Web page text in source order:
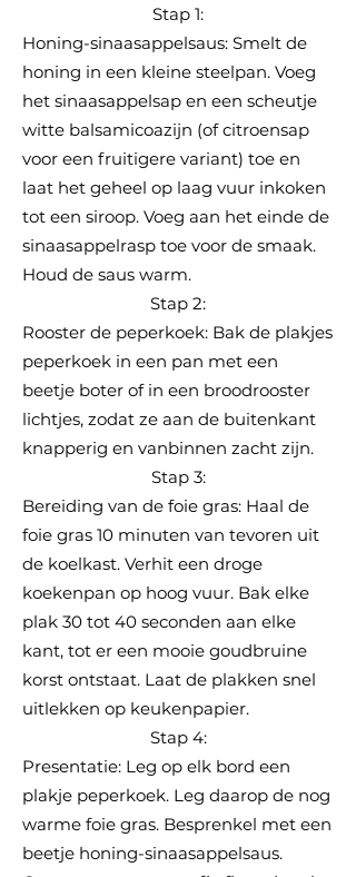
Stap 1:
Honing-sinaasappelsaus: Smelt de
honing in een kleine steelpan. Voeg
het sinaasappelsap en een scheutje
witte balsamicoazijn (of citroensap
voor een fruitigere variant) toe en
laat het geheel op laag vuur inkoken
tot een siroop. Voeg aan het einde de
sinaasappelrasp toe voor de smaak.
Houd de saus warm.
Stap 2:
Rooster de peperkoek: Bak de plakjes
peperkoek in een pan met een
beetje boter of in een broodrooster
lichtjes, zodat ze aan de buitenkant
knapperig en vanbinnen zacht zijn.
Stap 3:
Bereiding van de foie gras: Haal de
foie gras 10 minuten van tevoren uit
de koelkast. Verhit een droge
koekenpan op hoog vuur. Bak elke
plak 30 tot 40 seconden aan elke
kant, tot er een mooie goudbruine
korst ontstaat. Laat de plakken snel
uitlekken op keukenpapier.
Stap 4:
Presentatie: Leg op elk bord een
plakje peperkoek. Leg daarop de nog
warme foie gras. Besprenkel met een
beetje honing-sinaasappelsaus.